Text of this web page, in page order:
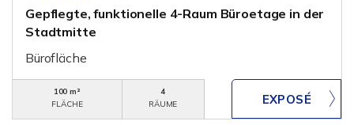
Gepflegte, funktionelle 4-Raum Büroetage in der
Stadtmitte
Bürofläche
100 m²
FLÄCHE
4
RÄUME